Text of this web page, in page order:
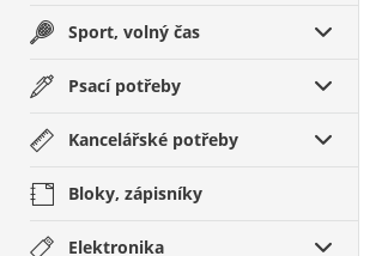
Sport, volný čas
Psací potřeby
Kancelářské potřeby
Bloky, zápisníky
Elektronika